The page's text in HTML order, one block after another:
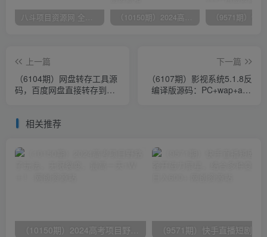
八斗项目资源网 全网正品VIP课程 无损下载~ （10150期）2024高考项目野路子玩法，无限裂变，最高一天1W＋！
上一篇
（6104期）网盘转存工具源
码，百度网盘直接转存到夸
下一篇
（6107期）影视系统5.1.8反
编译版源码：PC+wap+app
相关推荐
（10150期）2024高考项目野路子玩法，无限裂变，最高一天1W＋！